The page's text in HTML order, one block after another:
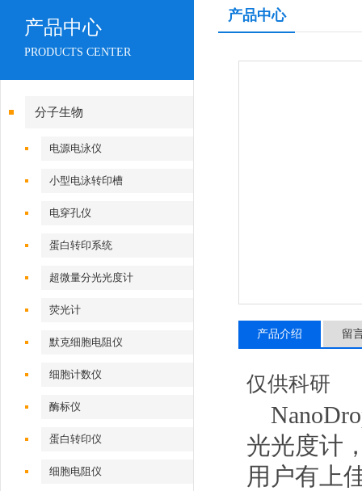
产品中心
PRODUCTS CENTER
分子生物
电源电泳仪
小型电泳转印槽
电穿孔仪
蛋白转印系统
超微量分光光度计
荧光计
默克细胞电阻仪
细胞计数仪
酶标仪
蛋白转印仪
细胞电阻仪
产品中心
产品介绍 留
仅供科研
光光度计
用户有上